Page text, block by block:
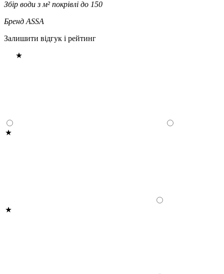
Збір води з м² покрівлі до 150
Бренд ASSA
Залишити відгук і рейтинг